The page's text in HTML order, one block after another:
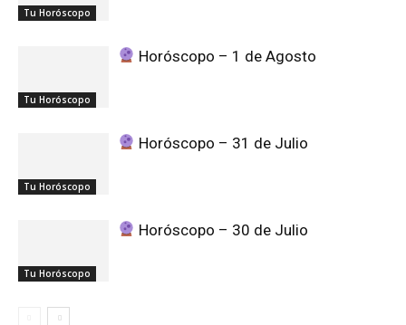
Tu Horóscopo
Tu Horóscopo
Horóscopo – 1 de Agosto
Tu Horóscopo
Horóscopo – 31 de Julio
Tu Horóscopo
Horóscopo – 30 de Julio